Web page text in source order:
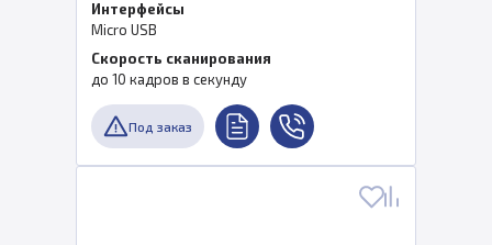
Интерфейсы
Micro USB
Скорость сканирования
до 10 кадров в секунду
Под заказ